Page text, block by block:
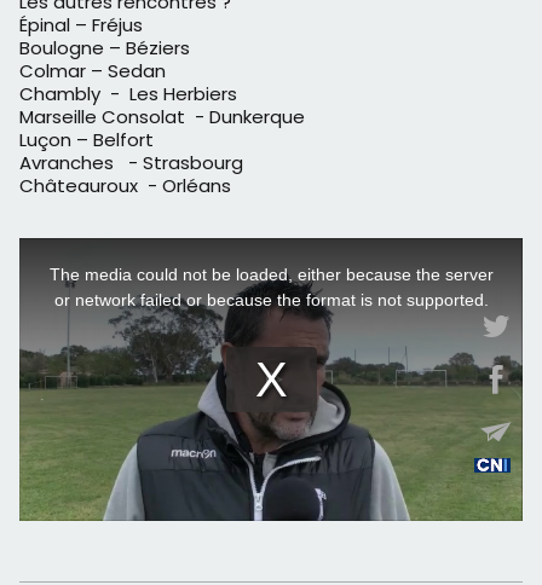
Épinal – Fréjus
Boulogne – Béziers
Colmar – Sedan
Chambly - Les Herbiers
Marseille Consolat - Dunkerque
Luçon – Belfort
Avranches - Strasbourg
Châteauroux - Orléans